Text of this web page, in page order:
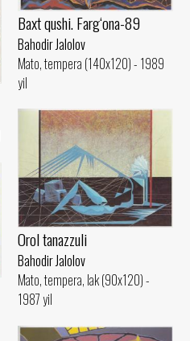
Baxt qushi. Farg‘ona-89
Bahodir Jalolov
Mato, tempera (140x120) - 1989
yil
Orol tanazzuli
Bahodir Jalolov
Mato, tempera, lak (90x120) -
1987 yil